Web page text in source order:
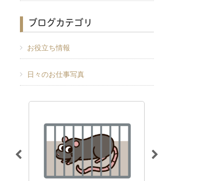
ブログカテゴリ
お役立ち情報
日々のお仕事写真